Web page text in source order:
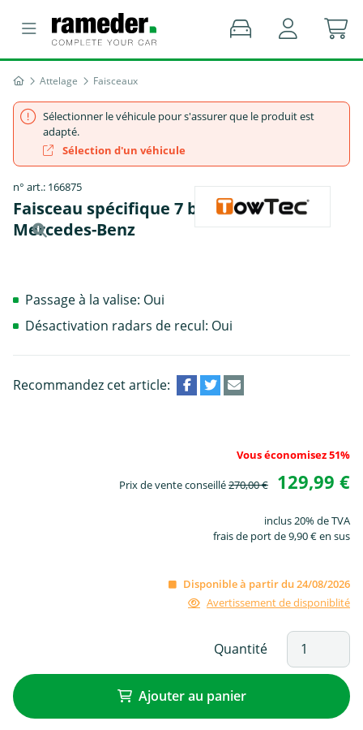
Attelage Faisceaux
Sélectionner le véhicule pour s'assurer que le produit est
adapté.
Sélection d'un véhicule
n° art.: 166875
Faisceau spécifique 7 broches, TowTec -
Mercedes-Benz
Passage à la valise: Oui
Désactivation radars de recul: Oui
Recommandez cet article:
Vous économisez 51%
Prix de vente conseillé270,00 € 129,99 €
inclus 20% de TVA
frais de port de 9,90 € en sus
Disponible à partir du 24/08/2026
Avertissement de disponiblité
Quantité
Ajouter au panier